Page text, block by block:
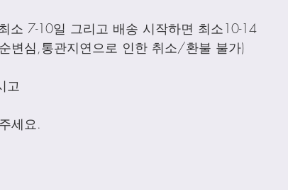
소 7-10일 그리고 배송 시작하면 최소10-14
변심,통관지연으로 인한 취소/환불 불가)
고
세요.